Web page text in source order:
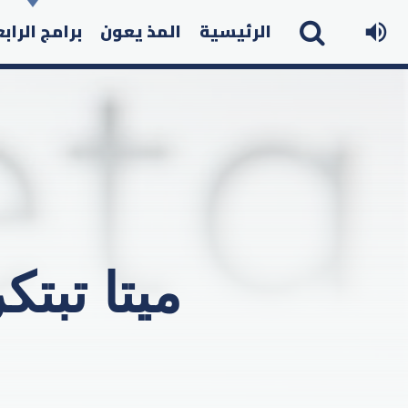
الرئيسية المذ يعون برامج
ميتا